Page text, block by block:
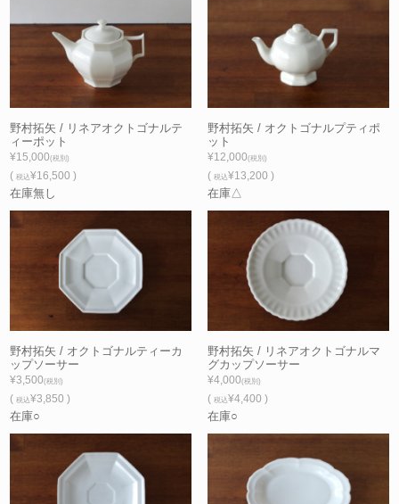
野村拓矢 / リネアオクトゴナルテ
ィーポット
¥15,000(税別)
(税込¥16,500 )
在庫無し
野村拓矢 / オクトゴナルプティポ
ット
¥12,000(税別)
( 税込¥13,200 )
在庫△
野村拓矢 / オクトゴナルティーカ
ップソーサー
¥3,500(税別)
(税込¥3,850 )
在庫○
野村拓矢 / リネアオクトゴナルマ
グカップソーサー
¥4,000(税別)
( 税込¥4,400 )
在庫○